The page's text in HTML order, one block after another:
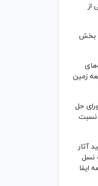
از
بخش
۸۶ خودروی لوکس، ۱۸۷ قطعه زمین
حل
نسبت
آثار
نسل
ایفا